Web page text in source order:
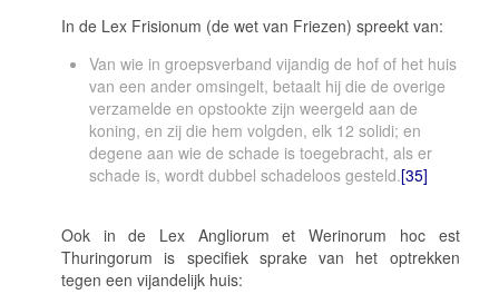
In de Lex Frisionum (de wet van Friezen) spreekt van:
Van wie in groepsverband vijandig de hof of het huis
van een ander omsingelt, betaalt hij die de overige
verzamelde en opstookte zijn weergeld aan de
koning, en zij die hem volgden, elk 12 solidi; en
degene aan wie de schade is toegebracht, als er
schade is, wordt dubbel schadeloos gesteld.[35]
Ook in de Lex Angliorum et Werinorum hoc est
Thuringorum is specifiek sprake van het optrekken
tegen een vijandelijk huis: